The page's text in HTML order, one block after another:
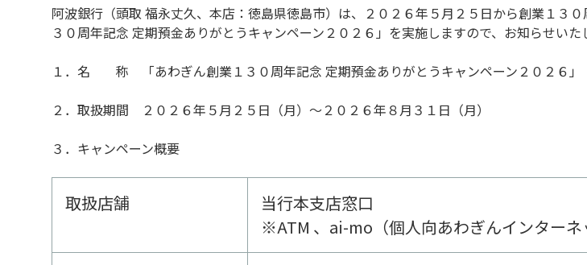
阿波銀行（頭取 福永丈久、本店：徳島県徳島市）は、２０２６年５月２５日から創業１３
３０周年記念 定期預金ありがとうキャンペーン２０２６」を実施しますので、お知らせいた
１．名 称 「あわぎん創業１３０周年記念 定期預金ありがとうキャンペーン２０２６」
２．取扱期間 ２０２６年５月２５日（月）～２０２６年８月３１日（月）
３．キャンペーン概要
取扱店舗
当行本支店窓口
※ATM 、ai-mo（個人向あわぎんインター